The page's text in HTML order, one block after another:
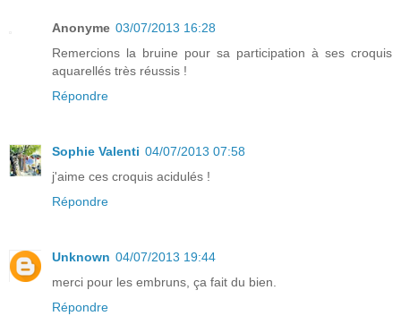
Anonyme 03/07/2013 16:28
Remercions la bruine pour sa participation à ses croquis
aquarellés très réussis !
Répondre
Sophie Valenti 04/07/2013 07:58
j'aime ces croquis acidulés !
Répondre
Unknown 04/07/2013 19:44
merci pour les embruns, ça fait du bien.
Répondre